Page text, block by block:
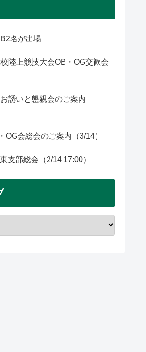
名が出場
陸上競技大会OB・OG交歓会
誘いと懇親会のご案内
OG会総会のご案内（3/14）
支部総会（2/14 17:00）